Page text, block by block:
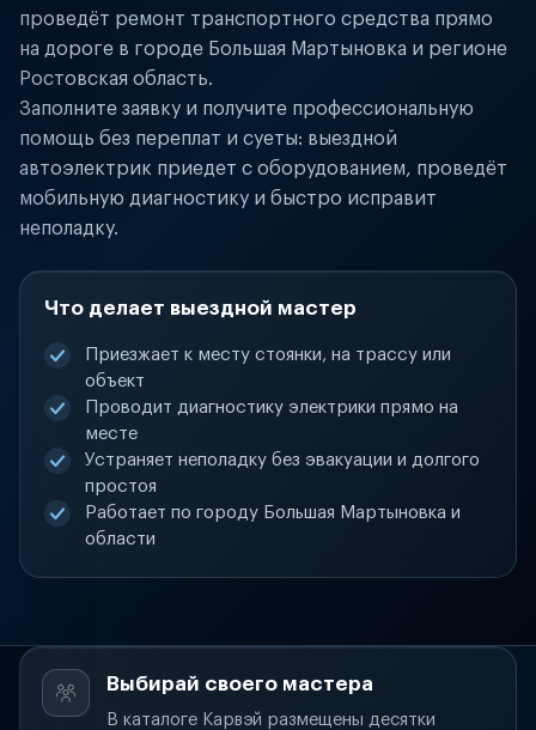
проведёт ремонт транспортного средства прямо
на дороге в городе Большая Мартыновка и регионе
Ростовская область.
Заполните заявку и получите профессиональную
помощь без переплат и суеты: выездной
автоэлектрик приедет с оборудованием, проведёт
мобильную диагностику и быстро исправит
неполадку.
Что делает выездной мастер
Приезжает к месту стоянки, на трассу или
объект
Проводит диагностику электрики прямо на
месте
Устраняет неполадку без эвакуации и долгого
простоя
Работает по городу Большая Мартыновка и
области
Выбирай своего мастера
В каталоге Карвэй размещены десятки